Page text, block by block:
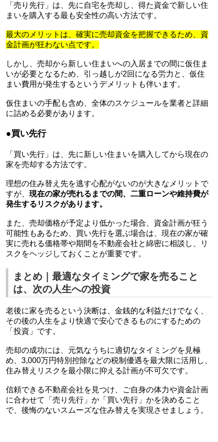
「売り先行」は、先に自宅を売却し、得た資金で新しい住
まいを購入する最も安全性の高い方法です。
最大のメリットは、確実に売却資金を把握できるため、資
金計画が狂わない点です。
しかし、売却から新しい住まいへの入居までの間に仮住ま
いが必要となるため、引っ越しが2回になる労力と、仮住
まい費用が発生するというデメリットも伴います。
仮住まいの手配も含め、全体のスケジュールを業者と詳細
に詰める必要があります。
●買い先行
「買い先行」は、先に新しい住まいを購入してから現在の
家を売却する方法です。
理想の住み替え先を逃す心配がないのが大きなメリットで
すが、 現在の家が売れるまでの間、二重ローンや維持費が
発生するリスクがあります。
また、売却価格が予定より低かった場合、資金計画が狂う
可能性もあるため、買い先行を選ぶ場合は、現在の家が確
実に売れる価格帯や期間を不動産会社と綿密に相談し、リ
スクをヘッジしておくことが重要です。
まとめ｜最適なタイミングで家を売ること
は、次の人生への投資
老後に家を売るという決断は、金銭的な利益だけでなく、
その後の人生をより快適で安心できるものにするための
「投資」です。
売却の成功には、元気なうちに適切なタイミングを見極
め、3,000万円特別控除などの税制優遇を最大限に活用し、
住み替えリスクを最小限に抑える計画が不可欠です。
信頼できる不動産会社を見つけ、ご自身の体力や資金計画
に合わせて「売り先行」か「買い先行」かを決めること
で、後悔のないスムーズな住み替えを実現させましょう。